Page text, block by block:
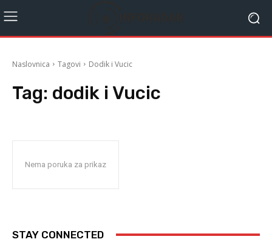
Naslovnica Tagovi Dodik i Vucic
Tag: dodik i Vucic
Nema poruka za prikaz
STAY CONNECTED